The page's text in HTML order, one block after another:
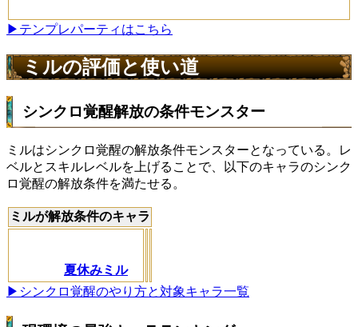
▶テンプレパーティはこちら
ミルの評価と使い道
シンクロ覚醒解放の条件モンスター
ミルはシンクロ覚醒の解放条件モンスターとなっている。レ
ベルとスキルレベルを上げることで、以下のキャラのシンク
ロ覚醒の解放条件を満たせる。
ミルが解放条件のキャラ
夏休みミル
▶シンクロ覚醒のやり方と対象キャラ一覧